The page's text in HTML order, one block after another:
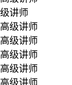
讲师
级讲师
级讲师
级讲师
级讲师
级讲师